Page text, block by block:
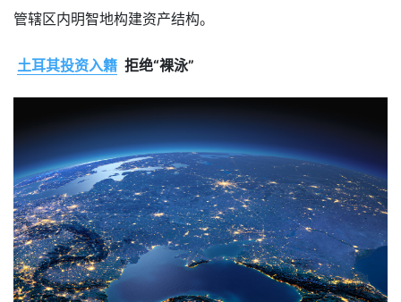
管辖区内明智地构建资产结构。
土耳其投资入籍 拒绝“裸泳”